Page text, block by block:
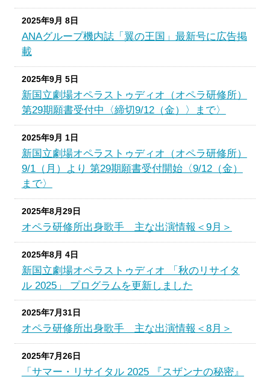
2025年9月 8日
ANAグループ機内誌「翼の王国」最新号に広告掲
載
2025年9月 5日
新国立劇場オペラストゥディオ（オペラ研修所）
第29期願書受付中〈締切9/12（金）〉まで〉
2025年9月 1日
新国立劇場オペラストゥディオ（オペラ研修所）
9/1（月）より 第29期願書受付開始〈9/12（金）
まで〉
2025年8月29日
オペラ研修所出身歌手 主な出演情報＜9月＞
2025年8月 4日
新国立劇場オペラストゥディオ 「秋のリサイタ
ル 2025」 プログラムを更新しました
2025年7月31日
オペラ研修所出身歌手 主な出演情報＜8月＞
2025年7月26日
「サマー・リサイタル 2025 『スザンナの秘密』